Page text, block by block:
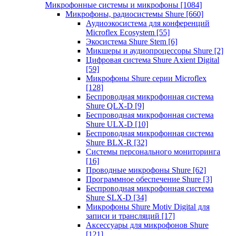
Микрофонные системы и микрофоны [1084]
Микрофоны, радиосистемы Shure [660]
Аудиоэкосистема для конференций
Microflex Ecosystem [55]
Экосистема Shure Stem [6]
Микшеры и аудиопроцессоры Shure [2]
Цифровая система Shure Axient Digital
[59]
Микрофоны Shure серии Microflex
[128]
Беспроводная микрофонная система
Shure QLX-D [9]
Беспроводная микрофонная система
Shure ULX-D [10]
Беспроводная микрофонная система
Shure BLX-R [32]
Системы персонального мониторинга
[16]
Проводные микрофоны Shure [62]
Программное обеспечение Shure [3]
Беспроводная микрофонная система
Shure SLX-D [34]
Микрофоны Shure Motiv Digital для
записи и трансляций [17]
Аксессуары для микрофонов Shure
[121]